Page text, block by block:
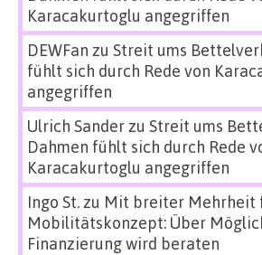
Karacakurtoglu angegriffen
DEWFan zu Streit ums
fühlt sich durch Rede von
angegriffen
Ulrich Sanderzu Streit ums
Dahmen fühlt sich durch Rede
Karacakurtoglu angegriffen
Ingo St.zu Mit breiter Mehrheit
Mobilitätskonzept: Über
Finanzierung wird beraten